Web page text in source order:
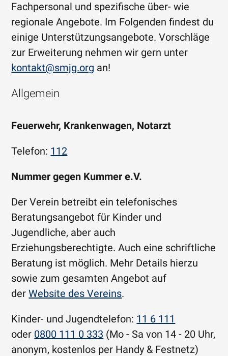
Fachpersonal und spezifische über- wie
regionale Angebote. Im Folgenden findest du
einige Unterstützungsangebote. Vorschläge
zur Erweiterung nehmen wir gern unter
kontakt@smjg.org an!
Allgemein
Feuerwehr, Krankenwagen, Notarzt
Telefon: 112
Nummer gegen Kummer e.V.
Der Verein betreibt ein telefonisches
Beratungsangebot für Kinder und
Jugendliche, aber auch
Erziehungsberechtigte. Auch eine schriftliche
Beratung ist möglich. Mehr Details hierzu
sowie zum gesamten Angebot auf
derWebsite des Vereins.
Kinder- und Jugendtelefon: 11 6 111
oder 0800 111 0 333 (Mo - Sa von 14 - 20 Uhr,
anonym, kostenlos per Handy & Festnetz)